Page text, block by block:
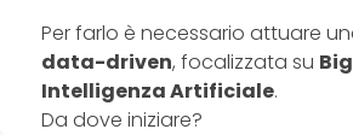
Per farlo è necessario attuare
data-driven, focalizzata su
Intelligenza Artificiale.
Da dove iniziare?